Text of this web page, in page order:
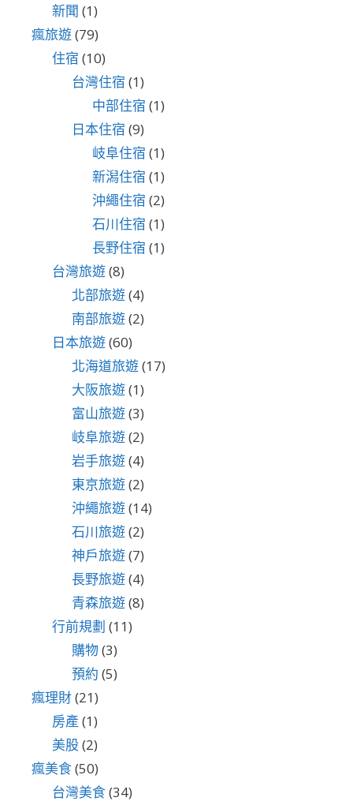
新聞 (1)
瘋旅遊(79)
住宿 (10)
台灣住宿 (1)
中部住宿 (1)
日本住宿 (9)
岐阜住宿 (1)
新潟住宿 (1)
沖繩住宿 (2)
石川住宿 (1)
長野住宿 (1)
台灣旅遊(8)
北部旅遊(4)
南部旅遊(2)
日本旅遊(60)
北海道旅遊(17)
大阪旅遊(1)
富山旅遊(3)
岐阜旅遊(2)
岩手旅遊(4)
東京旅遊(2)
沖繩旅遊(14)
石川旅遊(2)
神戶旅遊(7)
長野旅遊(4)
青森旅遊(8)
行前規劃 (11)
購物(3)
預約 (5)
瘋理財(21)
房產 (1)
美股(2)
瘋美食(50)
台灣美食(34)